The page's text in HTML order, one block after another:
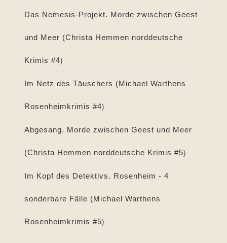
Das Nemesis-Projekt. Morde zwischen Geest
und Meer (Christa Hemmen norddeutsche
Krimis #4)
Im Netz des Täuschers (Michael Warthens
Rosenheimkrimis #4)
Abgesang. Morde zwischen Geest und Meer
(Christa Hemmen norddeutsche Krimis #5)
Im Kopf des Detektivs. Rosenheim - 4
sonderbare Fälle (Michael Warthens
Rosenheimkrimis #5)